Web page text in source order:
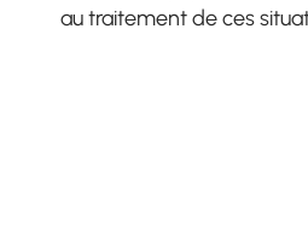
au traitement de ces